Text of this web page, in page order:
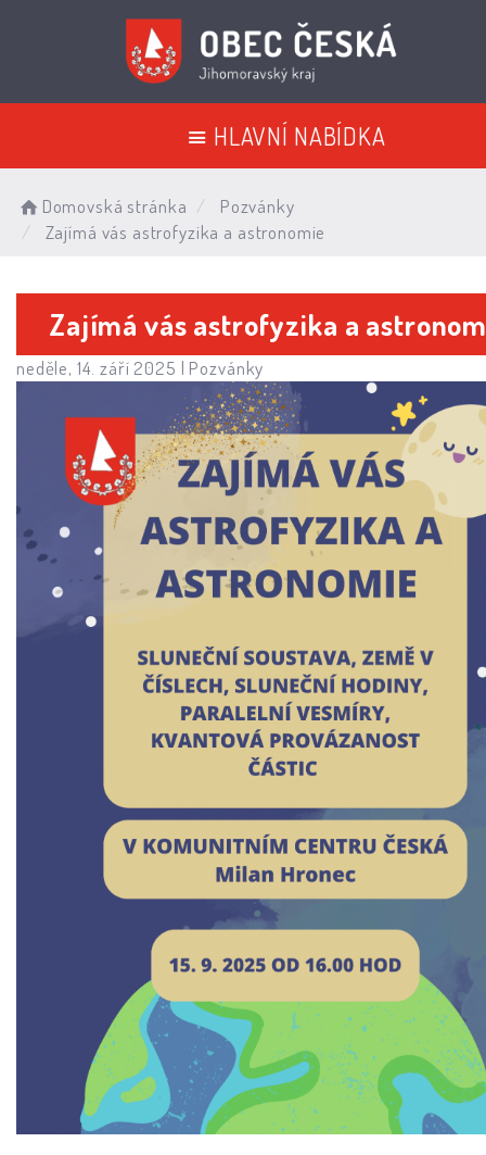
HLAVNÍ NABÍDKA
Domovská stránka
Pozvánky
Zajímá vás astrofyzika a astronomie
Zajímá vás astrofyzika a
neděle, 14. září 2025 | Pozvánky